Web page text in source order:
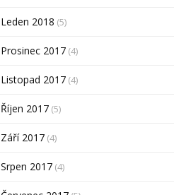
Leden 2018 (5)
Prosinec 2017 (4)
Listopad 2017 (4)
Říjen 2017 (5)
Září 2017 (4)
Srpen 2017 (4)